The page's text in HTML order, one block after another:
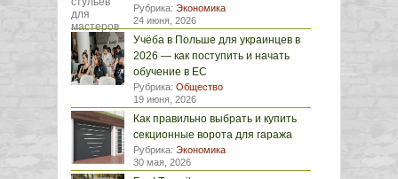
Рубрика: Экономика
24 июня, 2026
Учёба в Польше для украинцев в
2026 — как поступить и начать
обучение в ЕС
Рубрика: Общество
19 июня, 2026
Как правильно выбрать и купить
секционные ворота для гаража
Рубрика: Экономика
30 мая, 2026